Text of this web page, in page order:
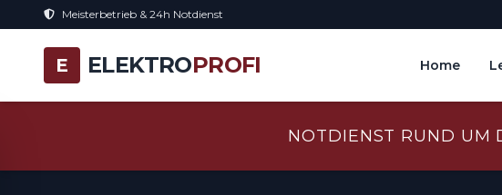
Meisterbetrieb & 24h Notdienst
E ELEKTROPROFI Home
NOTDIENST RUND UM